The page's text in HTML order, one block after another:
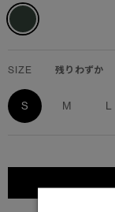
SIZE 残りわずか
S M L